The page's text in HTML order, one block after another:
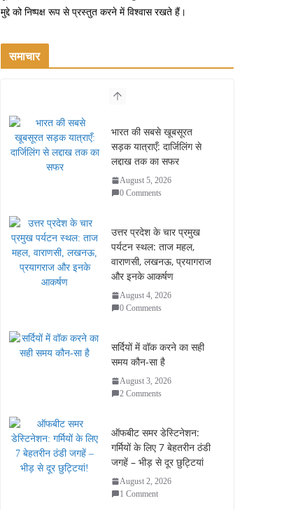
मुद्दे को निष्पक्ष रूप से प्रस्तुत करने में विश्वास रखते हैं।
समाचार
भारत की सबसे खूबसूरत
सड़क यात्राएँ: दार्जिलिंग से
लद्दाख तक का सफर
August 5, 2026
0 Comments
उत्तर प्रदेश के चार प्रमुख
पर्यटन स्थल: ताज महल,
वाराणसी, लखनऊ, प्रयागराज
और इनके आकर्षण
August 4, 2026
0 Comments
सर्दियों में वॉक करने का सही
समय कौन-सा है
August 3, 2026
2 Comments
ऑफबीट समर डेस्टिनेशन:
गर्मियों के लिए 7 बेहतरीन ठंडी
जगहें – भीड़ से दूर छुट्टियां
August 2, 2026
1 Comment